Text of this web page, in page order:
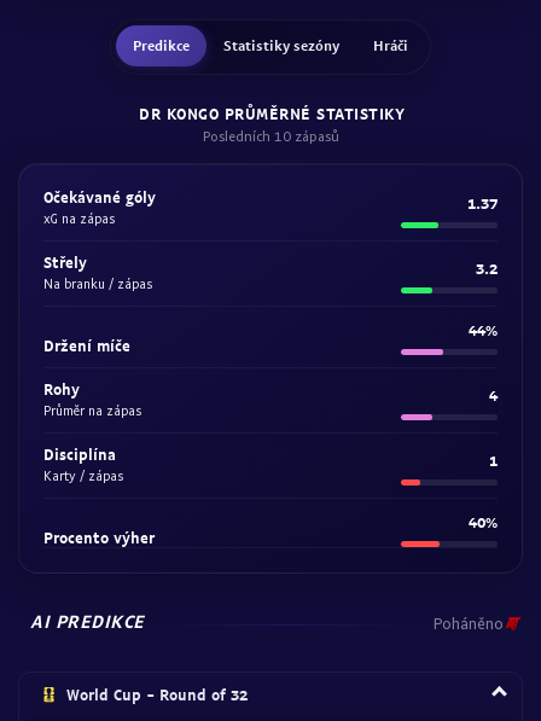
Predikce Statistiky sezóny Hráči
DR KONGO PRŮMĚRNÉ STATISTIKY
Posledních 10 zápasů
Očekávané góly
xG na zápas
1.37
Střely
Na branku / zápas
3.2
Držení míče
44%
Rohy
Průměr na zápas
4
Disciplína
Karty / zápas
1
Procento výher
40%
AI PREDIKCE Poháněno
World Cup - Round of 32